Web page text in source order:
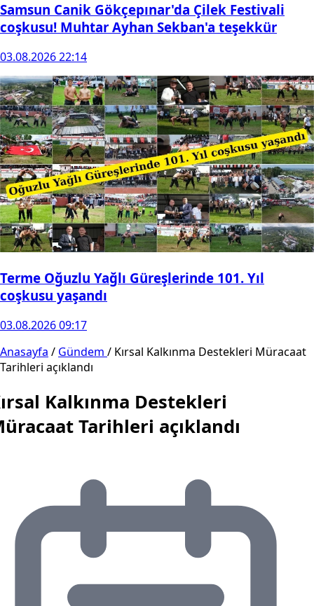
Samsun Canik Gökçepınar'da Çilek Festivali
coşkusu! Muhtar Ayhan Sekban'a teşekkür
03.08.2026 22:14
Terme Oğuzlu Yağlı Güreşlerinde 101. Yıl
coşkusu yaşandı
03.08.2026 09:17
Anasayfa / Gündem / Kırsal Kalkınma Destekleri Müracaat
Tarihleri açıklandı
Kalkınma Destekleri
Tarihleri açıklandı